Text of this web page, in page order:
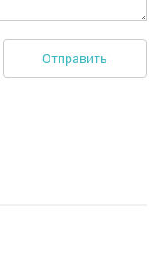
Отправить